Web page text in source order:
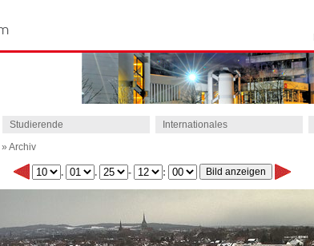
Studierende Internationales
» Archiv
. . - :